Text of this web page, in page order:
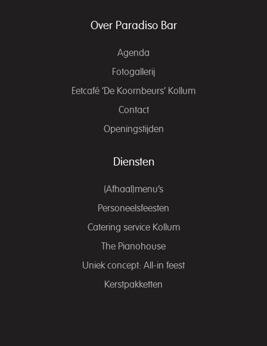
Over Paradiso Bar
Agenda
Fotogallerij
Eetcafé ‘De Koornbeurs’ Kollum
Contact
Openingstijden
Diensten
(Afhaal)menu’s
Personeelsfeesten
Catering service Kollum
The Pianohouse
Uniek concept: All-in feest
Kerstpakketten